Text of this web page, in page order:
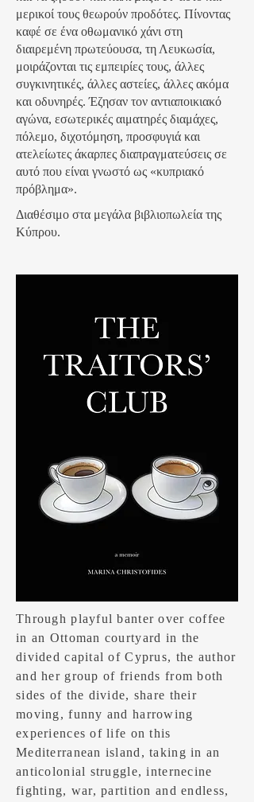
μερικοί τους θεωρούν προδότες. Πίνοντας
καφέ σε ένα οθωμανικό χάνι στη
διαιρεμένη πρωτεύουσα, τη Λευκωσία,
μοιράζονται τις εμπειρίες τους, άλλες
συγκινητικές, άλλες αστείες, άλλες ακόμα
και οδυνηρές. Έζησαν τον αντιαποικιακό
αγώνα, εσωτερικές αιματηρές διαμάχες,
πόλεμο, διχοτόμηση, προσφυγιά και
ατελείωτες άκαρπες διαπραγματεύσεις σε
αυτό που είναι γνωστό ως «κυπριακό
πρόβλημα».
Διαθέσιμο στα μεγάλα βιβλιοπωλεία της
Κύπρου.
Through playful banter over coffee
in an Ottoman courtyard in the
divided capital of Cyprus, the author
and her group of friends from both
sides of the divide, share their
moving, funny and harrowing
experiences of life on this
Mediterranean island , taking in an
anticolonial struggle, internecine
fighting, war, partition and endless,